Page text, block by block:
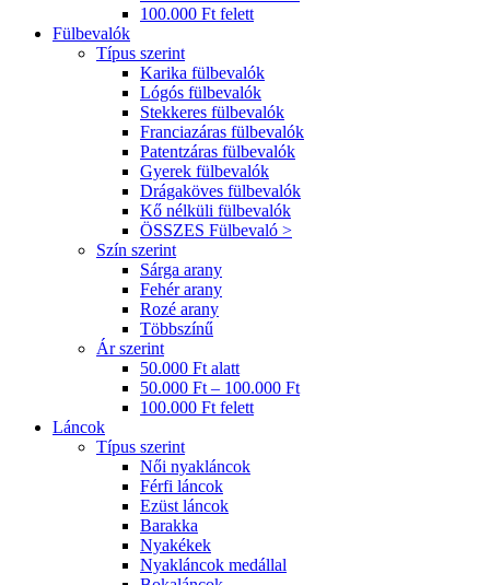
100.000 Ft felett
Fülbevalók
Típus szerint
Karika fülbevalók
Lógós fülbevalók
Stekkeres fülbevalók
Franciazáras fülbevalók
Patentzáras fülbevalók
Gyerek fülbevalók
Drágaköves fülbevalók
Kő nélküli fülbevalók
ÖSSZES Fülbevaló >
Szín szerint
Sárga arany
Fehér arany
Rozé arany
Többszínű
Ár szerint
50.000 Ft alatt
50.000 Ft – 100.000 Ft
100.000 Ft felett
Láncok
Típus szerint
Női nyakláncok
Férfi láncok
Ezüst láncok
Barakka
Nyakékek
Nyakláncok medállal